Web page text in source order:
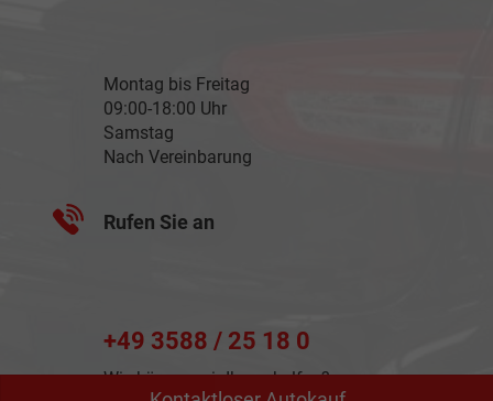
Montag bis Freitag
09:00-18:00 Uhr
Samstag
Nach Vereinbarung
Rufen Sie an
+49 3588 / 25 18 0
Wie können wir Ihnen helfen?